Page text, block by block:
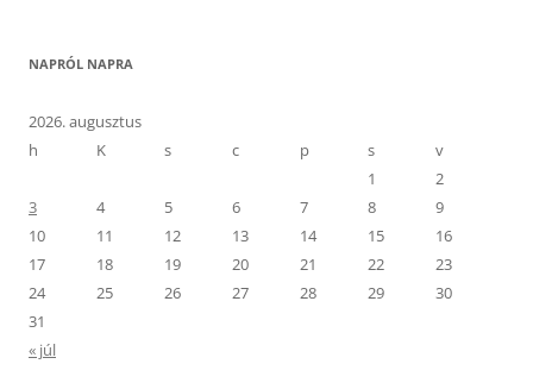
NAPRÓL NAPRA
2026. augusztus
h
K s c p s
v
1
2
3
4 5 6 7 8
9
10
11 12 13 14 15
16
17
18 19 20 21 22
23
24
25 26 27 28 29
30
31
« júl